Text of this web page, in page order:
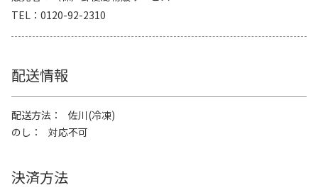
TEL
0120-92-2310
配送情報
配送方法
佐川(冷凍)
のし
対応不可
決済方法